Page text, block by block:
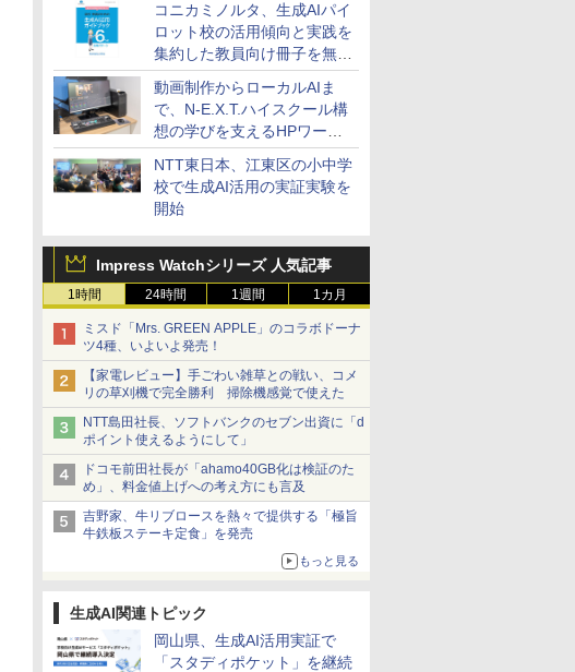
コニカミノルタ、生成AIパイ
ロット校の活用傾向と実践を
集約した教員向け冊子を無料
公開
動画制作からローカルAIま
で、N-E.X.T.ハイスクール構
想の学びを支えるHPワーク
ステーション
NTT東日本、江東区の小中学
校で生成AI活用の実証実験を
開始
Impress Watchシリーズ 人気記事
1時間 24時間 1週間 1カ月
ミスド「Mrs. GREEN APPLE」のコラボドーナ
ツ4種、いよいよ発売！
【家電レビュー】手ごわい雑草との戦い、コメ
リの草刈機で完全勝利 掃除機感覚で使えた
NTT島田社長、ソフトバンクのセブン出資に「d
ポイント使えるようにして」
ドコモ前田社長が「ahamo40GB化は検証のた
め」、料金値上げへの考え方にも言及
吉野家、牛リブロースを熱々で提供する「極旨
牛鉄板ステーキ定食」を発売
もっと見る
生成AI関連トピック
岡山県、生成AI活用実証で
「スタディポケット」を継続